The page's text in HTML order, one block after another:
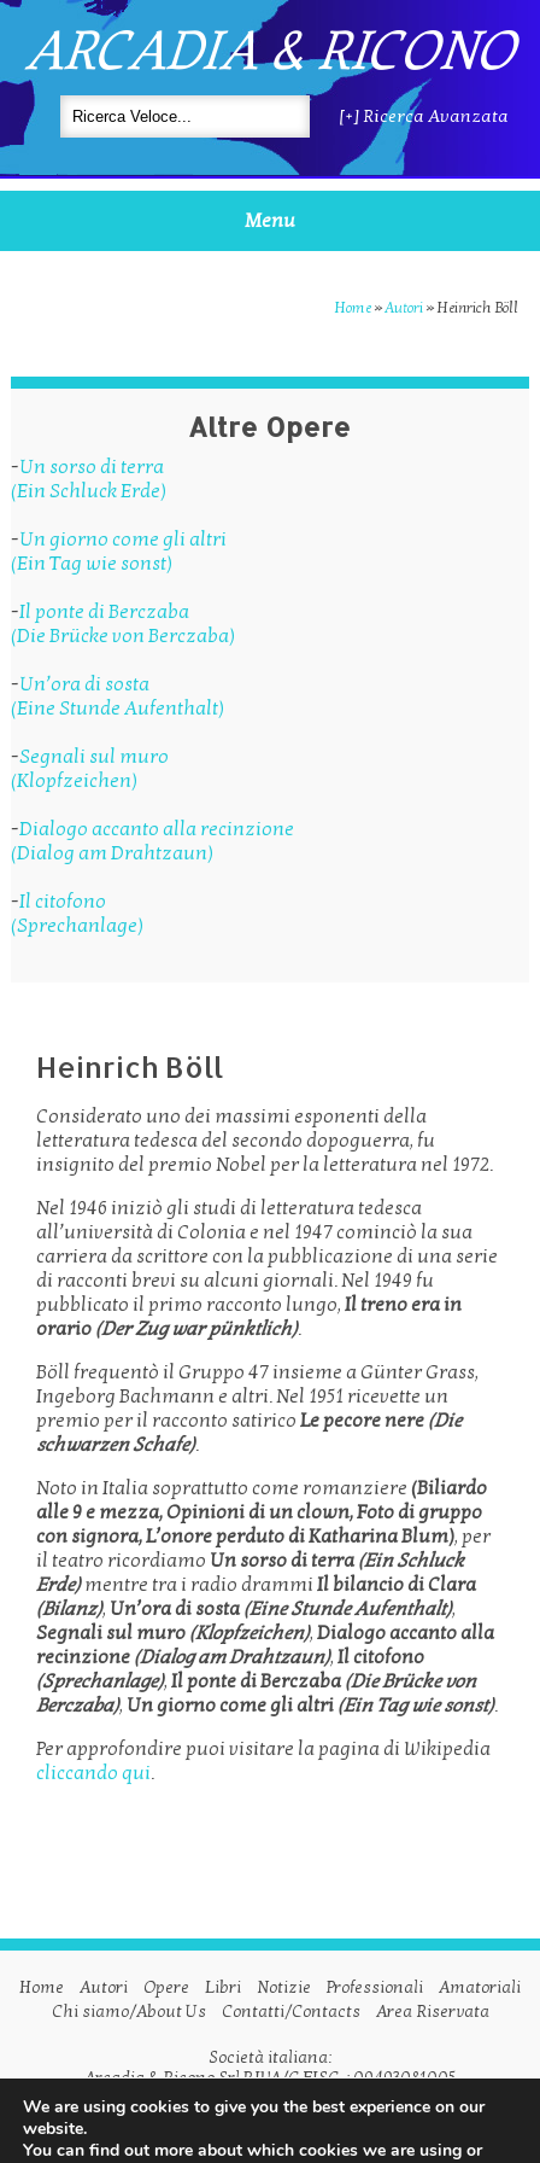
ARCADIA & RICONO
[+] Ricerca Avanzata
Menu
Home »Autori » Heinrich Böll
Altre Opere
-Un sorso di terra
(Ein Schluck Erde)
-Un giorno come gli altri
(Ein Tag wie sonst)
-Il ponte di Berczaba
(Die Brücke von Berczaba)
-Un’ora di sosta
(Eine Stunde Aufenthalt)
-Segnali sul muro
(Klopfzeichen)
-Dialogo accanto alla recinzione
(Dialog am Drahtzaun)
-Il citofono
(Sprechanlage)
Heinrich Böll
Considerato uno dei massimi esponenti della
letteratura tedesca del secondo dopoguerra, fu
insignito del premio Nobel per la letteratura nel 1972.
Nel 1946 iniziò gli studi di letteratura tedesca
all’università di Colonia e nel 1947 cominciò la sua
carriera da scrittore con la pubblicazione di una serie
di racconti brevi su alcuni giornali. Nel 1949 fu
pubblicato il primo racconto lungo,Il treno era in
orario (Der Zug war pünktlich).
Böll frequentò il Gruppo 47 insieme a Günter Grass,
Ingeborg Bachmann e altri. Nel 1951 ricevette un
premio per il racconto satiricoLe pecore nere (Die
schwarzen Schafe).
Noto in Italia soprattutto come romanziere(Biliardo
alle 9 e mezza, Opinioni di un clown, Foto di gruppo
con signora, L’onore perduto di Katharina Blum), per
il teatro ricordiamo Un sorso di terra(Ein Schluck
Erde)mentre tra i radio drammiIl bilancio di Clara
(Bilanz), Un’ora di sosta(Eine Stunde Aufenthalt),
Segnali sul muro (Klopfzeichen),Dialogo accanto alla
recinzione (Dialog am Drahtzaun),Il citofono
(Sprechanlage), Il ponte di Berczaba(Die Brücke von
Berczaba), Un giorno come gli altri (Ein Tag wie sonst).
Per approfondire puoi visitare la pagina di Wikipedia
cliccando qui.
Home Autori Opere Libri Notizie Professionali
Amatoriali
Chi siamo/About Us
Contatti/Contacts Area Riservata
Società italiana:
Arcadia & Ricono Srl P.IVA/C.FISC. : 09493081005
Società inglese:
Arcadia & Ricono Ltd VAT n. GB798542175
We are using cookies to give you the best experience on our
website.
You can find out more about which cookies we are using or